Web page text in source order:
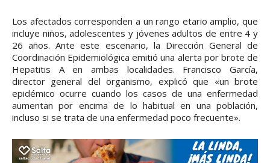
Los afectados corresponden a un rango etario amplio, que
incluye niños, adolescentes y jóvenes adultos de entre 4 y
26 años. Ante este escenario, la Dirección General de
Coordinación Epidemiológica emitió una alerta por brote de
Hepatitis A en ambas localidades. Francisco García,
director general del organismo, explicó que «un brote
epidémico ocurre cuando los casos de una enfermedad
aumentan por encima de lo habitual en una población,
incluso si se trata de una enfermedad poco frecuente».